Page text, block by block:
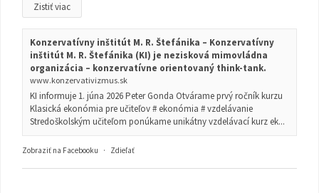
Zistiť viac
Konzervatívny inštitút M. R. Štefánika – Konzervatívny
inštitút M. R. Štefánika (KI) je nezisková mimovládna
organizácia – konzervatívne orientovaný think-tank.
www.konzervativizmus.sk
KI informuje 1. júna 2026 Peter Gonda Otvárame prvý ročník kurzu
Klasická ekonómia pre učiteľov # ekonómia # vzdelávanie
Stredoškolským učiteľom ponúkame unikátny vzdelávací kurz ek...
Zobraziť na Facebooku · Zdieľať